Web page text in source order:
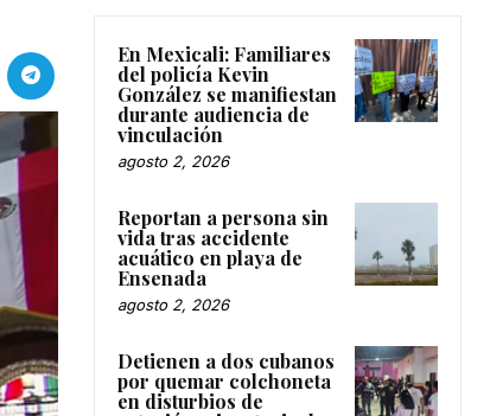
En Mexicali: Familiares
del policía Kevin
González se manifiestan
durante audiencia de
vinculación
agosto 2, 2026
Reportan a persona sin
vida tras accidente
acuático en playa de
Ensenada
agosto 2, 2026
Detienen a dos cubanos
por quemar colchoneta
en disturbios de